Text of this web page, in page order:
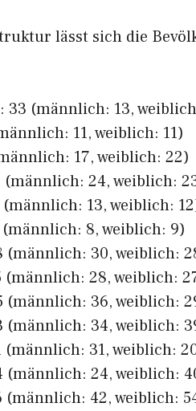
lässt sich die
33 (männlich: 13,
11, weiblich: 11)
17, weiblich: 22)
(männlich: 24, weiblich:
(männlich: 13, weiblich:
(männlich: 8, weiblich: 9)
(männlich: 30, weiblich:
(männlich: 28, weiblich:
(männlich: 36, weiblich:
(männlich: 34, weiblich:
(männlich: 31, weiblich:
(männlich: 24, weiblich:
(männlich: 42, weiblich: